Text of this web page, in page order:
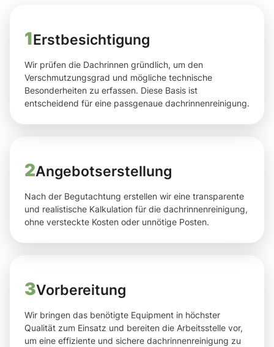
1Erstbesichtigung
Wir prüfen die Dachrinnen gründlich, um den
Verschmutzungsgrad und mögliche technische
Besonderheiten zu erfassen. Diese Basis ist
entscheidend für eine passgenaue dachrinnenreinigung.
2Angebotserstellung
Nach der Begutachtung erstellen wir eine transparente
und realistische Kalkulation für die dachrinnenreinigung,
ohne versteckte Kosten oder unnötige Posten.
3Vorbereitung
Wir bringen das benötigte Equipment in höchster
Qualität zum Einsatz und bereiten die Arbeitsstelle vor,
um eine effiziente und sichere dachrinnenreinigung zu